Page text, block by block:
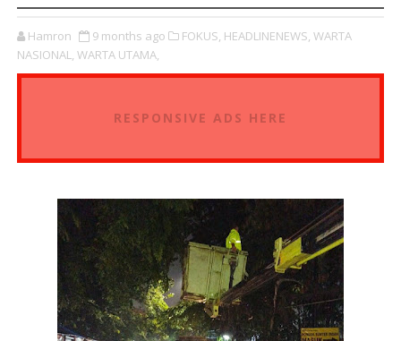
Hamron 9 months ago FOKUS, HEADLINENEWS, WARTA
NASIONAL, WARTA UTAMA,
RESPONSIVE ADS HERE